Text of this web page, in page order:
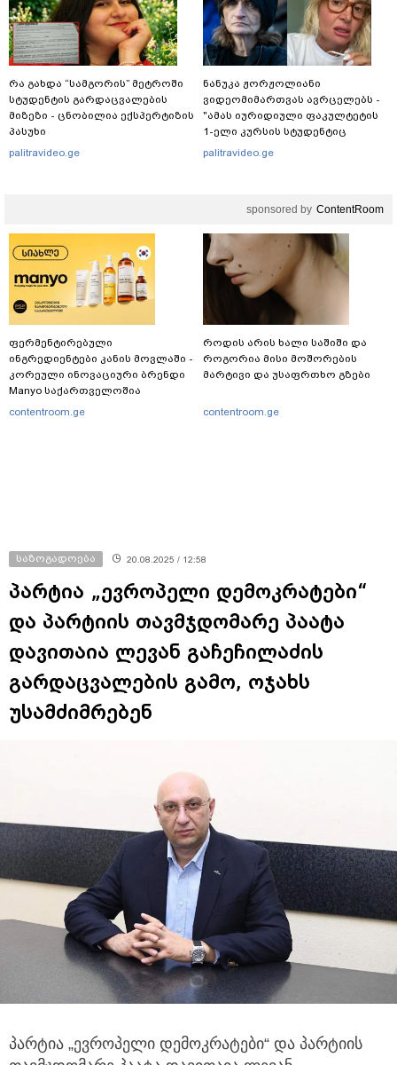
რა გახდა “სამგორის” მეტროში
სტუდენტის გარდაცვალების
მიზეზი - ცნობილია ექსპერტიზის
პასუხი
palitravideo.ge
ნანუკა ჟორჟოლიანი
ვიდეომიმართვას ავრცელებს -
"ამას იურიდიული ფაკულტეტის
1-ელი კურსის სტუდენტიც
იკითხავს"
palitravideo.ge
sponsored by ContentRoom
ფერმენტირებული
ინგრედიენტები კანის მოვლაში -
კორეული ინოვაციური ბრენდი
Manyo საქართველოშია
contentroom.ge
როდის არის ხალი საშიში და
როგორია მისი მოშორების
მარტივი და უსაფრთხო გზები
contentroom.ge
საზოგადოება 20.08.2025 / 12:58
პარტია „ევროპელი დემოკრატები“
და პარტიის თავმჯდომარე პაატა
დავითაია ლევან გაჩეჩილაძის
გარდაცვალების გამო, ოჯახს
უსამძიმრებენ
პარტია „ევროპელი დემოკრატები“ და პარტიის